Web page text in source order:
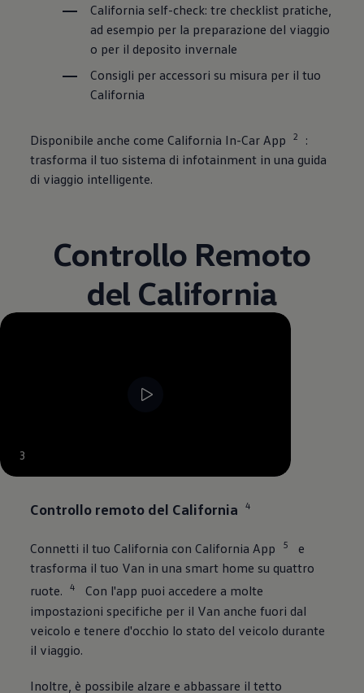
California self-check: tre checklist pratiche,
ad esempio per la preparazione del viaggio
o per il deposito invernale
Consigli per accessori su misura per il tuo
California
Disponibile anche come California In-Car App 2
:
trasforma il tuo sistema di infotainment in una guida
di viaggio intelligente.
Controllo Remoto
del California
Tempo rimanente, --:--
3
Controllo remoto del California 4
Connetti il tuo California con California App 5
e
trasforma il tuo Van in una smart home su quattro
ruote.
4
Con l'app puoi accedere a molte
impostazioni specifiche per il Van anche fuori dal
veicolo e tenere d'occhio lo stato del veicolo durante
il viaggio.
Inoltre, è possibile alzare e abbassare il tetto